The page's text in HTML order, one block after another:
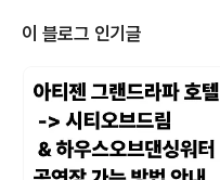
종 들렸던 이유가 바로 아침에 산책하
실을 갈 수 있었기에... ( 또 TMI 대방
되다 보니 이제는 여행을 가면 숙소
문해 보는것이 하나의 여행 과정이 되
해 드리는곳은!! 바로 파야타이역의
이 블로그 인기글